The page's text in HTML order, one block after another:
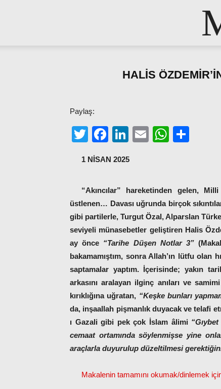
HALİS
Paylaş:
TwitterFacebook
LinkedIn
Email
1 NİSAN 2025
“Akıncılar” hareketinden gelen,
üstlenen… Davası uğrunda birçok
gibi partilerle, Turgut Özal, Alparslan
seviyeli münasebetler geliştiren Halis
ay önce “Tarihe Düşen Notlar 3”
bakamamıştım, sonra Allah’ın lütfu
saptamalar yaptım. İçerisinde; yakın
arkasını aralayan ilginç anıları ve
kırıklığına uğratan, “Keşke bunları
da, inşaallah pişmanlık duyacak ve telafi
ı Gazali gibi pek çok İslam âlimi
cemaat ortamında söylenmişse yine
araçlarla duyurulup düzeltilmesi
Makalenin tamamını okumak/dinlemek için